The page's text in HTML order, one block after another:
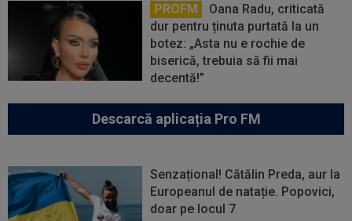
PROFM
Oana Radu, criticată
dur pentru ținuta purtată la un
botez: „Asta nu e rochie de
biserică, trebuia să fii mai
decentă!”
Descarcă aplicația Pro FM
Senzațional! Cătălin Preda, aur la
Europeanul de natație. Popovici,
doar pe locul 7